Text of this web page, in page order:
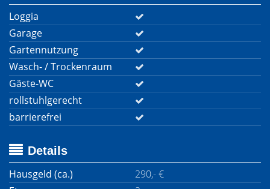
Loggia
Garage
Gartennutzung
Wasch- / Trockenraum
Gäste-WC
rollstuhlgerecht
barrierefrei
Details
Hausgeld (ca.)
290,- €